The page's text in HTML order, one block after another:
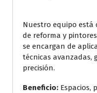
Nuestro equipo está
de reforma y
se encargan de
técnicas avanzadas,
precisión.
Beneficio: Espacios,